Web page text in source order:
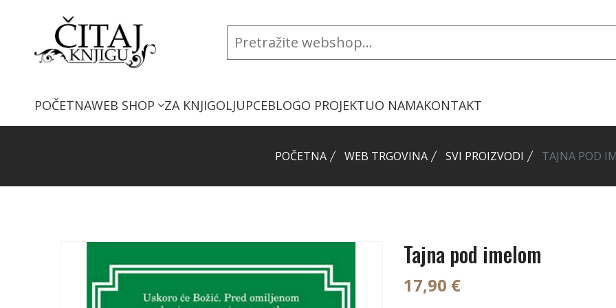
POČETNAWEB SHOP ZA KNJIGOLJUPCEBLOGO PROJEKTUO NAMAKONTAKT
POČETNA WEB TRGOVINA SVI PROIZVODI TAJNA POD
Tajna pod imelom
17,90 €